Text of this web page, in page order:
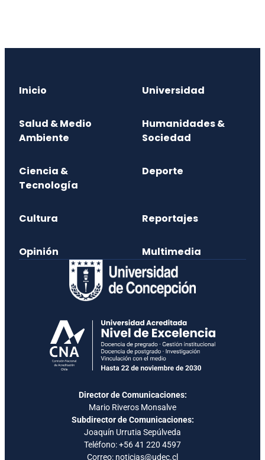
Inicio Universidad
Salud & Medio
Ambiente
Humanidades &
Sociedad
Ciencia &
Tecnología
Deporte
Cultura Reportajes
Opinión Multimedia
Director de Comunicaciones:
Mario Riveros Monsalve
Subdirector de Comunicaciones:
Joaquín Urrutia Sepúlveda
Teléfono:+56 41 220 4597
Correo: noticias@udec.cl